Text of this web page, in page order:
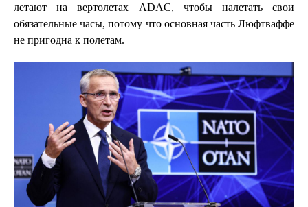
летают на вертолетах ADAC, чтобы налетать свои
обязательные часы, потому что основная часть Люфтваффе
не пригодна к полетам.